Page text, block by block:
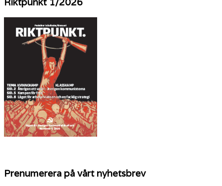
Prenumerera på vårt nyhetsbrev